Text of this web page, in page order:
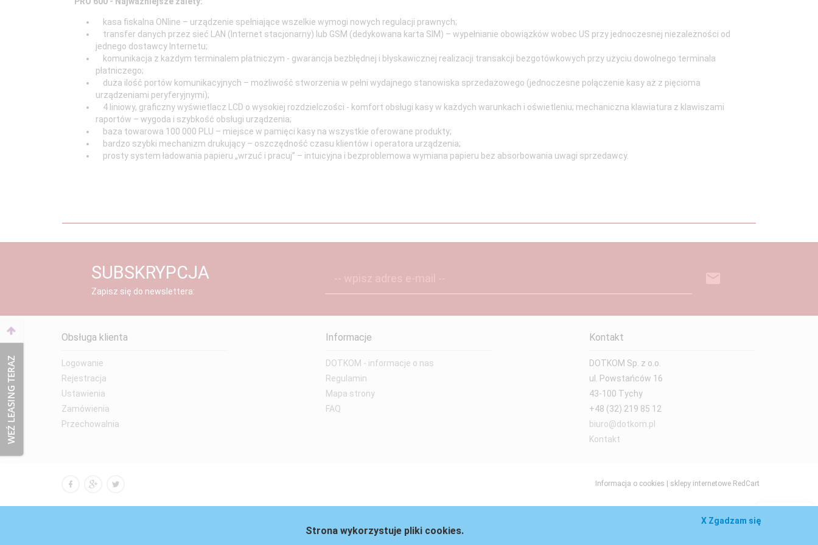
kasa fiskalna ONline – urządzenie spełniające wszelkie wymogi nowych regulacji prawnych;
transfer danych przez sieć LAN (Internet stacjonarny) lub GSM (dedykowana karta SIM) – wypełnianie obowiązków wobec US przy jednoczesnej niezależności od
jednego dostawcy Internetu;
komunikacja z każdym terminalem płatniczym - gwarancja bezbłędnej i błyskawicznej realizacji transakcji bezgotówkowych przy użyciu dowolnego terminala
płatniczego;
duża ilość portów komunikacyjnych – możliwość stworzenia w pełni wydajnego stanowiska sprzedażowego (jednoczesne połączenie kasy aż z pięcioma
urządzeniami peryferyjnymi);
4 liniowy, graficzny wyświetlacz LCD o wysokiej rozdzielczości - komfort obsługi kasy w każdych warunkach i oświetleniu; mechaniczna klawiatura z klawiszami
raportów – wygoda i szybkość obsługi urządzenia;
baza towarowa 100 000 PLU – miejsce w pamięci kasy na wszystkie oferowane produkty;
bardzo szybki mechanizm drukujący – oszczędność czasu klientów i operatora urządzenia;
prosty system ładowania papieru „wrzuć i pracuj” – intuicyjna i bezproblemowa wymiana papieru bez absorbowania uwagi sprzedawcy.
KLAWIATURA :
mechaniczna, 29 klawiszy
PARAMETRY -
KOLOR
OBUDOWY :
czarny / srebrny
PARAMETRY -
WYMIARY :
259 dł. x 138 szer. x 84 wys.
PARAMETRY -
WYŚWIETLACZ
KLIENTA :
LCD, 2 liniowy, graficzny
SUBSKRYPCJA
Zapisz się do newslettera:
Obsługa klienta
Logowanie
Rejestracja
Ustawienia
Zamówienia
Przechowalnia
Informacje
DOTKOM - informacje o nas
Regulamin
Mapa strony
FAQ
Kontakt
DOTKOM Sp. z o.o.
ul. Powstańców 16
43-100 Tychy
+48 (32) 219 85 12
biuro@dotkom.pl
Kontakt
Informacja o cookies sklepy internetoweRedCart
WEŹ LEASING TERAZ
Strona wykorzystuje pliki cookies.
X Zgadzam się